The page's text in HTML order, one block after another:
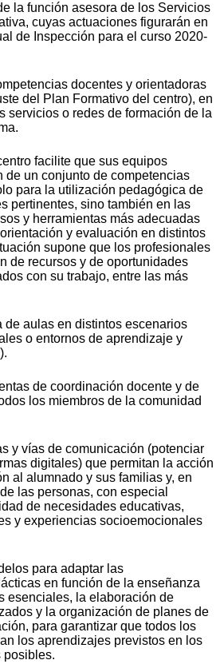
la función asesora de los Servicios
cuyas actuaciones figurarán en
de Inspección para el curso 2020-
docentes y orientadoras
del Plan Formativo del centro), en
servicios o redes de formación de la
facilite que sus equipos
de un conjunto de competencias
para la utilización pedagógica de
pertinentes, sino también en las
y herramientas más adecuadas
y evaluación en distintos
supone que los profesionales
de recursos y de oportunidades
con su trabajo, entre las más
de aulas en distintos escenarios
o entornos de aprendizaje y
de coordinación docente y de
los miembros de la comunidad
y vías de comunicación (potenciar
digitales) que permitan la acción
al alumnado y sus familias y, en
las personas, con especial
de necesidades educativas,
y experiencias socioemocionales
para adaptar las
en función de la enseñanza
esenciales, la elaboración de
y la organización de planes de
para garantizar que todos los
los aprendizajes previstos en los
posibles.